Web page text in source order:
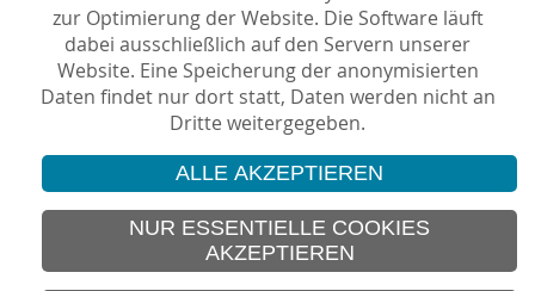
Aktualisierung: 17.05.2018
© 2026 Vision Kino
IMPRESSUM
SITEMAP
zur Optimierung der Website. Die Software läuft
dabei ausschließlich auf den Servern unserer
Website. Eine Speicherung der anonymisierten
Daten findet nur dort statt, Daten werden nicht an
Dritte weitergegeben.
ALLE AKZEPTIEREN
NUR ESSENTIELLE COOKIES
AKZEPTIEREN